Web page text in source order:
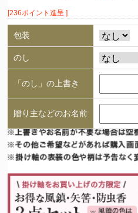
[236ポイント進呈 ]
包装
のし
「のし」の上書き
贈り主などのお名前